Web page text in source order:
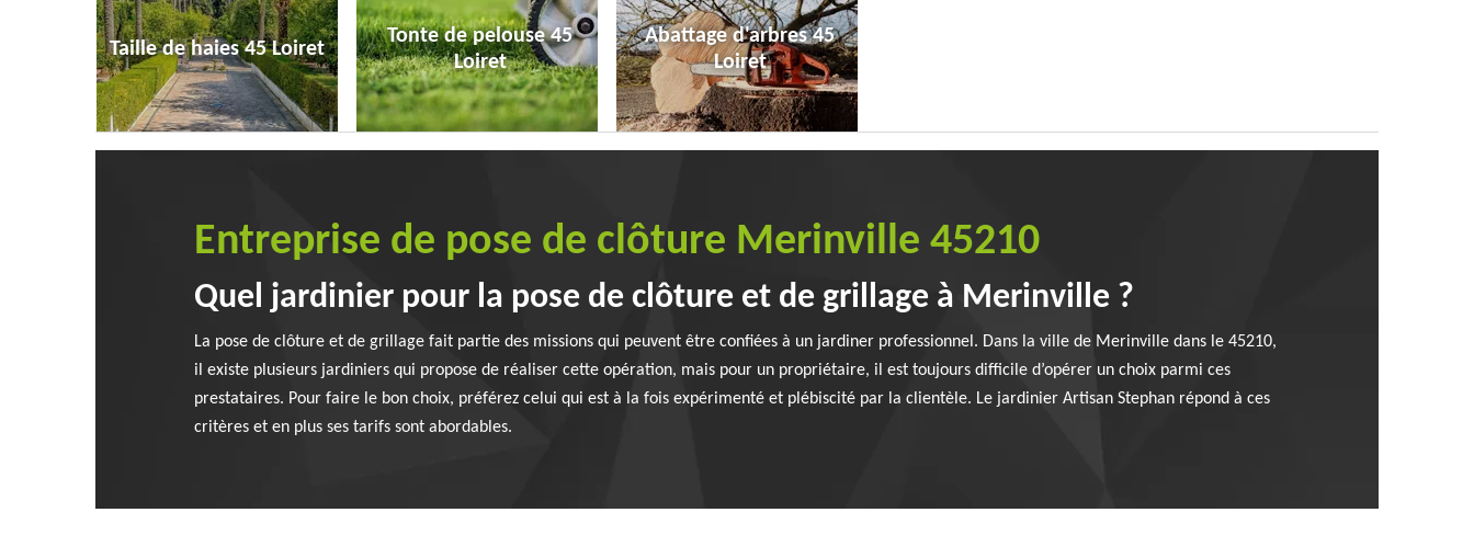
Taille de haies 45 Loiret
Tonte de pelouse 45
Loiret
Abattage d'arbres 45
Loiret
Entreprise de pose de clôture Merinville 45210
Quel jardinier pour la pose de clôture et de grillage à Merinville ?
La pose de clôture et de grillage fait partie des missions qui peuvent être confiées à un jardiner professionnel. Dans la ville de Merinville dans le 45210,
il existe plusieurs jardiniers qui propose de réaliser cette opération, mais pour un propriétaire, il est toujours difficile d’opérer un choix parmi ces
prestataires. Pour faire le bon choix, préférez celui qui est à la fois expérimenté et plébiscité par la clientèle. Le jardinier Artisan Stephan répond à ces
critères et en plus ses tarifs sont abordables.